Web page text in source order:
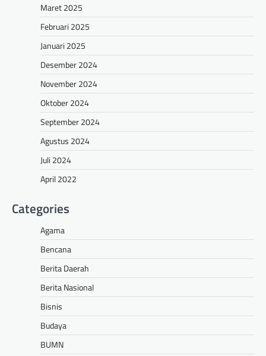
Maret 2025
Februari 2025
Januari 2025
Desember 2024
November 2024
Oktober 2024
September 2024
Agustus 2024
Juli 2024
April 2022
Categories
Agama
Bencana
Berita Daerah
Berita Nasional
Bisnis
Budaya
BUMN